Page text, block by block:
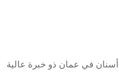
في عمان ذو خبرة عالية